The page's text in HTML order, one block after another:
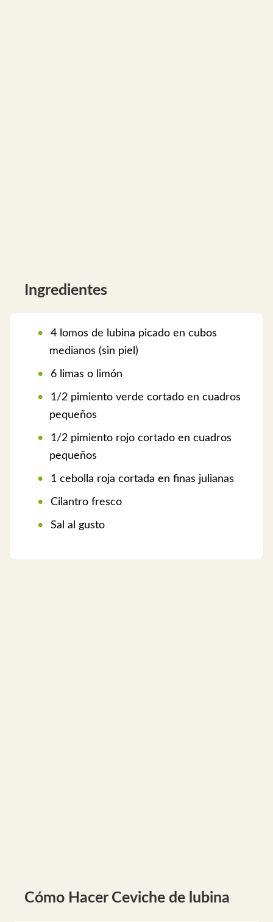
Ingredientes
4 lomos de lubina picado en cubos
medianos (sin piel)
6 limas o limón
1/2 pimiento verde cortado en cuadros
pequeños
1/2 pimiento rojo cortado en cuadros
pequeños
1 cebolla roja cortada en finas julianas
Cilantro fresco
Sal al gusto
Cómo Hacer Ceviche de lubina